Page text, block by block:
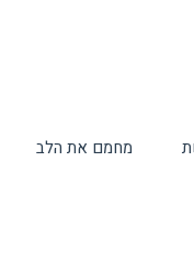
מחמם את הלב